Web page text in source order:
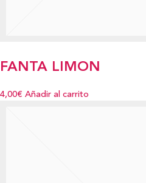
FANTA LIMON
4,00€ Añadir al carrito